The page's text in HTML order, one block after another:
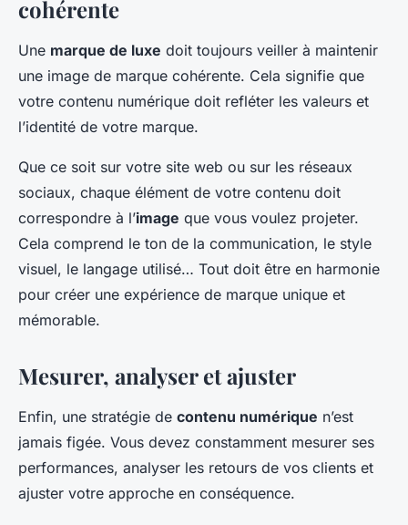
cohérente
Une marque de luxe doit toujours veiller à maintenir
une image de marque cohérente. Cela signifie que
votre contenu numérique doit refléter les valeurs et
l’identité de votre marque.
Que ce soit sur votre site web ou sur les réseaux
sociaux, chaque élément de votre contenu doit
correspondre à l’image que vous voulez projeter.
Cela comprend le ton de la communication, le style
visuel, le langage utilisé… Tout doit être en harmonie
pour créer une expérience de marque unique et
mémorable.
Mesurer, analyser et ajuster
Enfin, une stratégie de contenu numérique n’est
jamais figée. Vous devez constamment mesurer ses
performances, analyser les retours de vos clients et
ajuster votre approche en conséquence.